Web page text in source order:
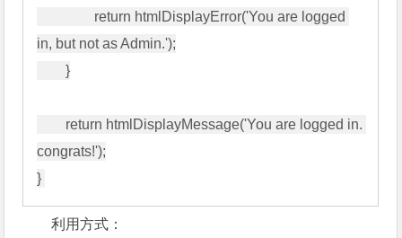
in, but not as Admin.');
        }
congrats!');
利用方式：